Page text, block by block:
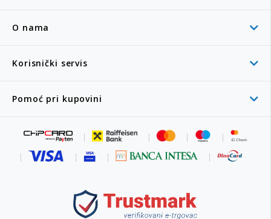
O nama
Korisnički servis
Pomoć pri kupovini